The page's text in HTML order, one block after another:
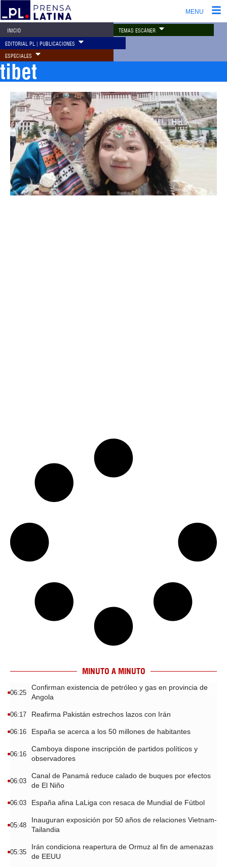
MENU
INICIO TEMAS ESCÁNER
EDITORIAL PL | PUBLICACIONES
ESPECIALES
tibet
MINUTO A MINUTO
06:25
Confirman existencia de petróleo y gas en provincia de
Angola
06:17 Reafirma Pakistán estrechos lazos con Irán
06:16 España se acerca a los 50 millones de habitantes
06:16
Camboya dispone inscripción de partidos políticos y
observadores
06:03
Canal de Panamá reduce calado de buques por efectos
de El Niño
06:03 España afina LaLiga con resaca de Mundial de Fútbol
05:48
Inauguran exposición por 50 años de relaciones Vietnam-
Tailandia
05:35
Irán condiciona reapertura de Ormuz al fin de amenazas
de EEUU